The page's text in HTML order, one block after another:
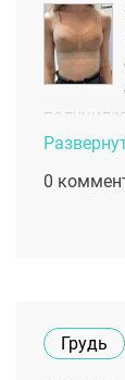
0
Грудь